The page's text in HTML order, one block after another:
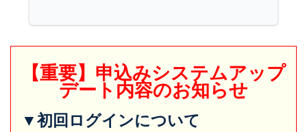
【重要】申込みシステムアップ
デート内容のお知らせ
▼初回ログインについて